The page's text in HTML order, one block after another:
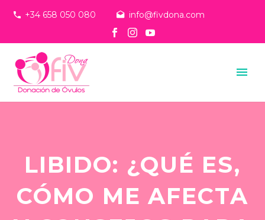
+34 658 050 080 info@fivdona.com
LIBIDO: ¿QUÉ ES,
CÓMO ME AFECTA